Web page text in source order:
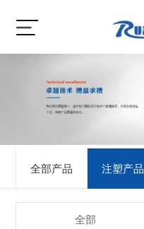
全部产品 注塑产品
全部